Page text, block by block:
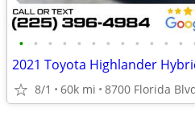
• • • • • • • • • • • •
8/1 60k mi 8700 Florida